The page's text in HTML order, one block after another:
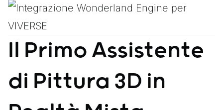
Il Primo Assistente
di Pittura 3D in